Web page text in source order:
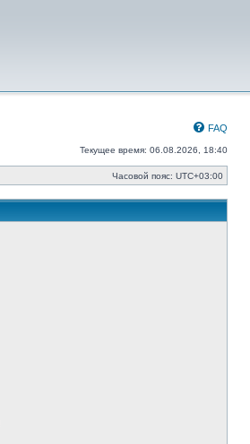
FAQ
Текущее время: 06.08.2026, 18:40
Часовой пояс: UTC+03:00